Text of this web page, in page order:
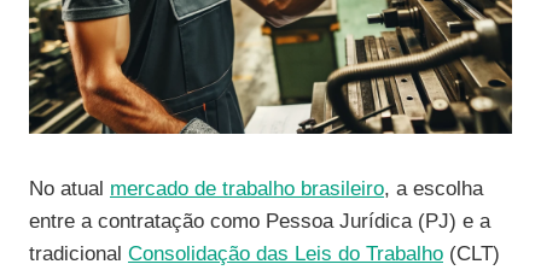
No atual mercado de trabalho brasileiro, a escolha
entre a contratação como Pessoa Jurídica (PJ) e a
tradicional Consolidação das Leis do Trabalho (CLT)